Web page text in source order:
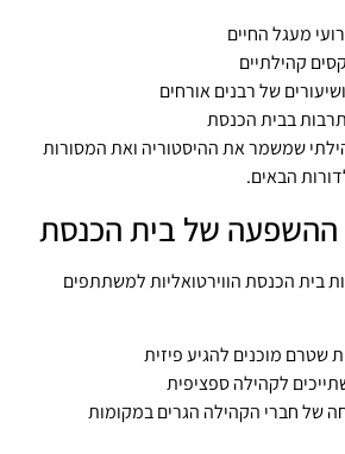
מעגל החיים
קהילתיים
של רבנים אורחים
תרבות בבית הכנסת
שמשמר את ההיסטוריה ואת המסורות
הבאים.
של בית הכנסת
בית הכנסת הווירטואליות למשתתפים
שטרם מוכנים להגיע פיזית
לקהילה ספציפית
של חברי הקהילה הגרים במקומות